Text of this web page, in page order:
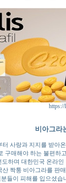
비아그라
사랑과 지지를 받아
구매해야 하는 불편
하며 대한민국 온라
짝퉁 비아그라를 판
들이 피해를 입으셨